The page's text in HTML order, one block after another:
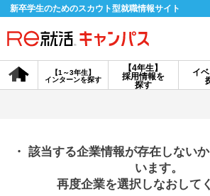
新卒学生のためのスカウト型就職情報サイト
【4年生】
採用情報を
探す
【1～3年生】
インターンを探す
イ
会員登録
探す
・ 該当する企業情報が存在しない
います。
再度企業を選択しなおして